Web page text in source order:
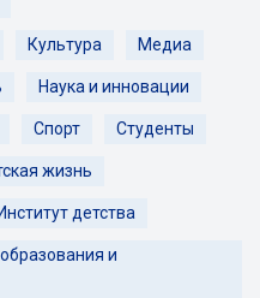
Культура Медиа
Наука и инновации
Спорт Студенты
жизнь
Институт детства
и